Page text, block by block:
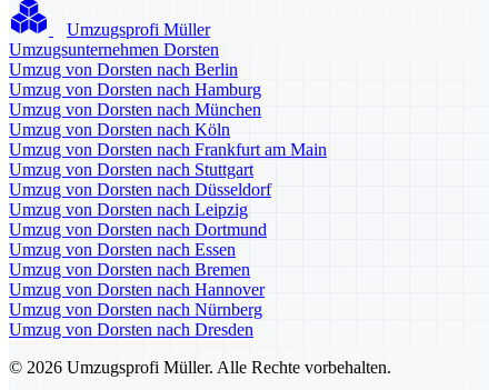
Umzugsprofi Müller
Umzugsunternehmen Dorsten
Umzug von Dorsten nach Berlin
Umzug von Dorsten nach Hamburg
Umzug von Dorsten nach München
Umzug von Dorsten nach Köln
Umzug von Dorsten nach Frankfurt am Main
Umzug von Dorsten nach Stuttgart
Umzug von Dorsten nach Düsseldorf
Umzug von Dorsten nach Leipzig
Umzug von Dorsten nach Dortmund
Umzug von Dorsten nach Essen
Umzug von Dorsten nach Bremen
Umzug von Dorsten nach Hannover
Umzug von Dorsten nach Nürnberg
Umzug von Dorsten nach Dresden
© 2026 Umzugsprofi Müller. Alle Rechte vorbehalten.